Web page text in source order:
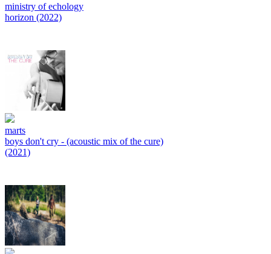
ministry of echology
horizon (2022)
marts
boys don't cry - (acoustic mix of the cure)
(2021)